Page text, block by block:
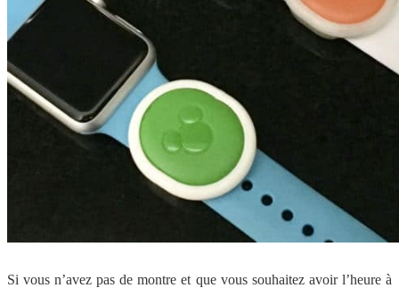
Si vous n’avez pas de montre et que vous souhaitez avoir l’heure à